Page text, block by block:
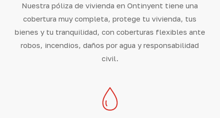
Nuestra póliza de vivienda en Ontinyent tiene una
cobertura muy completa, protege tu vivienda, tus
bienes y tu tranquilidad, con coberturas flexibles ante
robos, incendios, daños por agua y responsabilidad
civil.